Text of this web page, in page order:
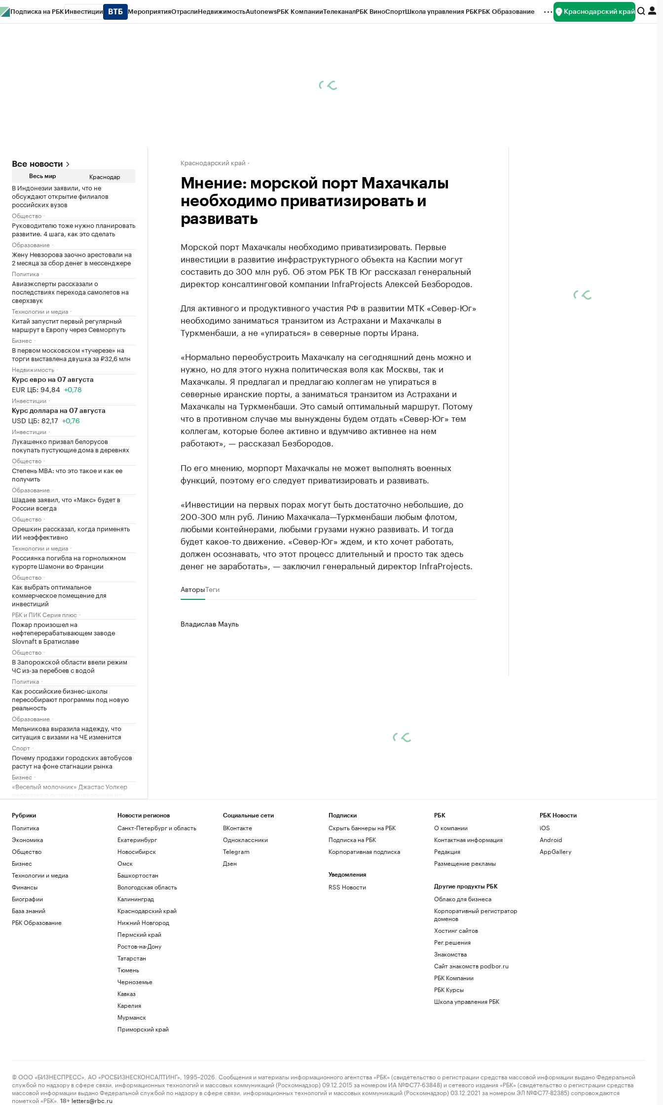
Подписка на РБК Инвестиции МероприятияОтраслиНедвижимостьAutonewsРБК КомпанииТелеканалРБК ВиноСпортШкола управления РБКРБК Образование Краснодарский край
Все новости
Весь мир Краснодар
В Индонезии заявили, что не
обсуждают открытие филиалов
российских вузов
Общество
Руководителю тоже нужно планировать
развитие. 4 шага, как это сделать
Образование
Жену Невзорова заочно арестовали на
2 месяца за сбор денег в мессенджере
Политика
Авиаэксперты рассказали о
последствиях перехода самолетов на
сверхзвук
Технологии и медиа
Китай запустит первый регулярный
маршрут в Европу через Севморпуть
Бизнес
В первом московском «тучерезе» на
торги выставлена двушка за ₽32,6 млн
Недвижимость
Курс евро на 07 августа
EUR ЦБ: 94,84 +0,78
Инвестиции
Курс доллара на 07 августа
USD ЦБ: 82,17 +0,76
Инвестиции
Лукашенко призвал белорусов
покупать пустующие дома в деревнях
Общество
Степень MBA: что это такое и как ее
получить
Образование
Шадаев заявил, что «Макс» будет в
России всегда
Общество
Орешкин рассказал, когда применять
ИИ неэффективно
Технологии и медиа
Россиянка погибла на горнолыжном
курорте Шамони во Франции
Общество
Как выбрать оптимальное
коммерческое помещение для
инвестиций
РБК и ПИК Серия плюс
Пожар произошел на
нефтеперерабатывающем заводе
Slovnaft в Братиславе
Общество
В Запорожской области ввели режим
ЧС из-за перебоев с водой
Политика
Как российские бизнес-школы
пересобирают программы под новую
реальность
Образование
Мельникова выразила надежду, что
ситуация с визами на ЧЕ изменится
Спорт
Почему продажи городских автобусов
растут на фоне стагнации рынка
Бизнес
«Веселый молочник» Джастас Уолкер
Общество
Краснодарский край
Мнение: морской порт Махачкалы
необходимо приватизировать и
развивать
Морской порт Махачкалы необходимо приватизировать. Первые
инвестиции в развитие инфраструктурного объекта на Каспии могут
составить до 300 млн руб. Об этом РБК ТВ Юг рассказал генеральный
директор консалтинговой компании InfraProjects Алексей Безбородов.
Для активного и продуктивного участия РФ в развитии МТК «Север-Юг»
необходимо заниматься транзитом из Астрахани и Махачкалы в
Туркменбаши, а не «упираться» в северные порты Ирана.
«Нормально переобустроить Махачкалу на сегодняшний день можно и
нужно, но для этого нужна политическая воля как Москвы, так и
Махачкалы. Я предлагал и предлагаю коллегам не упираться в
северные иранские порты, а заниматься транзитом из Астрахани и
Махачкалы на Туркменбаши. Это самый оптимальный маршрут. Потому
что в противном случае мы вынуждены будем отдать «Север-Юг» тем
коллегам, которые более активно и вдумчиво активнее на нем
работают», — рассказал Безбородов.
По его мнению, морпорт Махачкалы не может выполнять военных
функций, поэтому его следует приватизировать и развивать.
«Инвестиции на первых порах могут быть достаточно небольшие, до
200-300 млн руб. Линию Махачкала—Туркменбаши любым флотом,
любыми контейнерами, любыми грузами нужно развивать. И тогда
будет какое-то движение. «Север-Юг» ждем, и кто хочет работать,
должен осознавать, что этот процесс длительный и просто так здесь
денег не заработать», — заключил генеральный директор InfraProjects.
АвторыТеги
Владислав Мауль
Рубрики
Политика
Экономика
Общество
Бизнес
Технологии и медиа
Финансы
Биографии
База знаний
РБК Образование
Новости регионов
Санкт-Петербург и область
Екатеринбург
Новосибирск
Омск
Башкортостан
Вологодская область
Калининград
Краснодарский край
Нижний Новгород
Пермский край
Ростов-на-Дону
Татарстан
Тюмень
Черноземье
Кавказ
Карелия
Мурманск
Приморский край
Социальные сети
ВКонтакте
Одноклассники
Telegram
Дзен
Подписки
Скрыть баннеры на РБК
Подписка на РБК
Корпоративная подписка
Уведомления
RSS Новости
РБК
О компании
Контактная информация
Редакция
Размещение рекламы
Другие продукты РБК
Облако для бизнеса
Корпоративный регистратор
доменов
Хостинг сайтов
Рег.решения
Знакомства
Сайт знакомств podbor.ru
РБК Компании
РБК Курсы
Школа управления РБК
РБК Новости
iOS
Android
AppGallery
© ООО «БИЗНЕСПРЕСС», АО «РОСБИЗНЕСКОНСАЛТИНГ», 1995–2026. Сообщения и материалы информационного агентства «РБК» (свидетельство о регистрации средства массовой информации выдано Федеральной
службой по надзору в сфере связи, информационных технологий и массовых коммуникаций (Роскомнадзор) 09.12.2015 за номером ИА №ФС77-63848) и сетевого издания «РБК» (свидетельство о регистрации средства
массовой информации выдано Федеральной службой по надзору в сфере связи, информационных технологий и массовых коммуникаций (Роскомнадзор) 03.12.2021 за номером ЭЛ №ФС77-82385) сопровождаются
пометкой «РБК».
18+ letters@rbc.ru